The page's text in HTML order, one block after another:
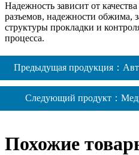
Надежность зависит от
разъемов, надежности
структуры прокладки и
процесса.
Предыдущая продукция：
Следующий продукт：
Похожие